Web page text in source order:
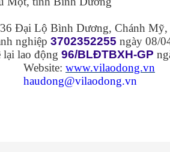
Đại Lộ Bình Dương, Chánh
nghiệp 3702352255 ngày 08/
lại lao động 96/BLĐTBXH-GP
Website: www.vilaodong.vn
haudong@vilaodong.vn